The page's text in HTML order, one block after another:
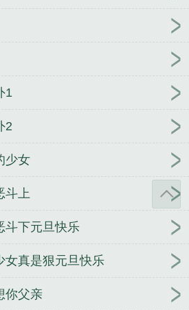
1
2
少女
斗上
斗下元旦快乐
女真是狠元旦快乐
你父亲